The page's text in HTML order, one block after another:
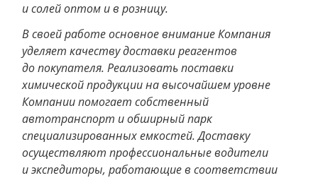
и солей оптом и в розницу.
В своей работе основное внимание Компания
уделяет качеству доставки реагентов
до покупателя. Реализовать поставки
химической продукции на высочайшем уровне
Компании помогает собственный
автотранспорт и обширный парк
специализированных емкостей. Доставку
осуществляют профессиональные водители
и экспедиторы, работающие в соответствии